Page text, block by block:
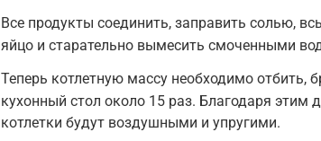
Все продукты соединить, заправить солью,
яйцо и старательно вымесить смоченными
Теперь котлетную массу необходимо отбить,
кухонный стол около 15 раз. Благодаря этим
котлетки будут воздушными и упругими.